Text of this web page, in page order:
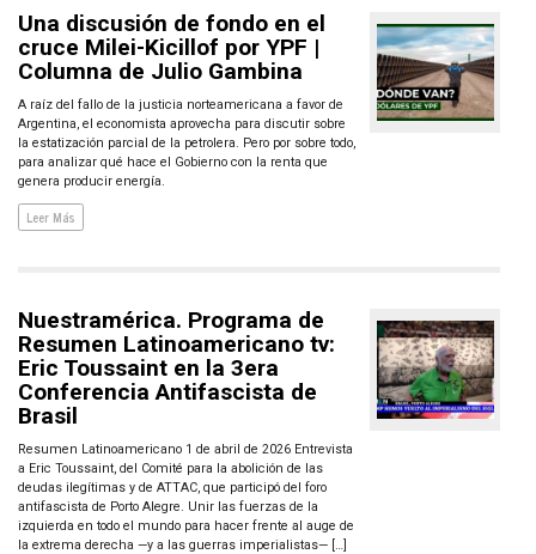
Una discusión de fondo en el
cruce Milei-Kicillof por YPF |
Columna de Julio Gambina
A raíz del fallo de la justicia norteamericana a favor de
Argentina, el economista aprovecha para discutir sobre
la estatización parcial de la petrolera. Pero por sobre todo,
para analizar qué hace el Gobierno con la renta que
genera producir energía.
Leer Más
Nuestramérica. Programa de
Resumen Latinoamericano tv:
Eric Toussaint en la 3era
Conferencia Antifascista de
Brasil
Resumen Latinoamericano 1 de abril de 2026 Entrevista
a Eric Toussaint, del Comité para la abolición de las
deudas ilegítimas y de ATTAC, que participó del foro
antifascista de Porto Alegre. Unir las fuerzas de la
izquierda en todo el mundo para hacer frente al auge de
la extrema derecha —y a las guerras imperialistas— […]